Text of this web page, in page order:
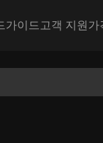
가이드고객 지원가